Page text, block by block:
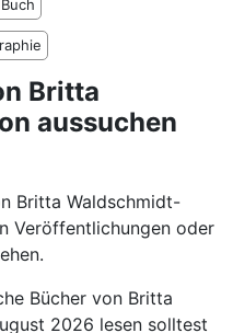
Britta
aussuchen
Britta Waldschmidt-
Veröffentlichungen oder
Bücher von Britta
2026 lesen solltest